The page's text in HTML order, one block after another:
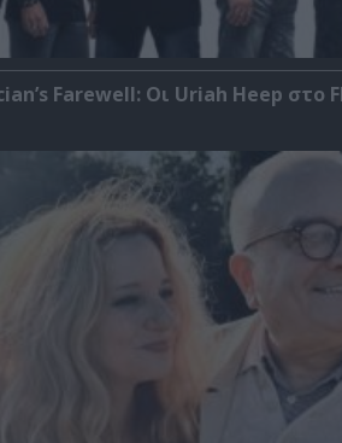
Farewell: Οι Uriah Heep στο